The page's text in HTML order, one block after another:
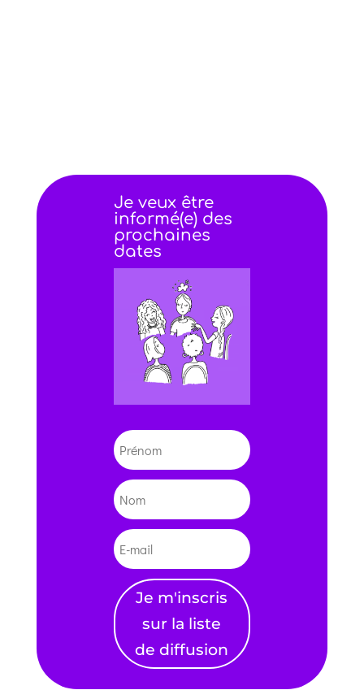
Je veux être
informé(e) des
prochaines
dates
Je m'inscris
sur la liste
de diffusion